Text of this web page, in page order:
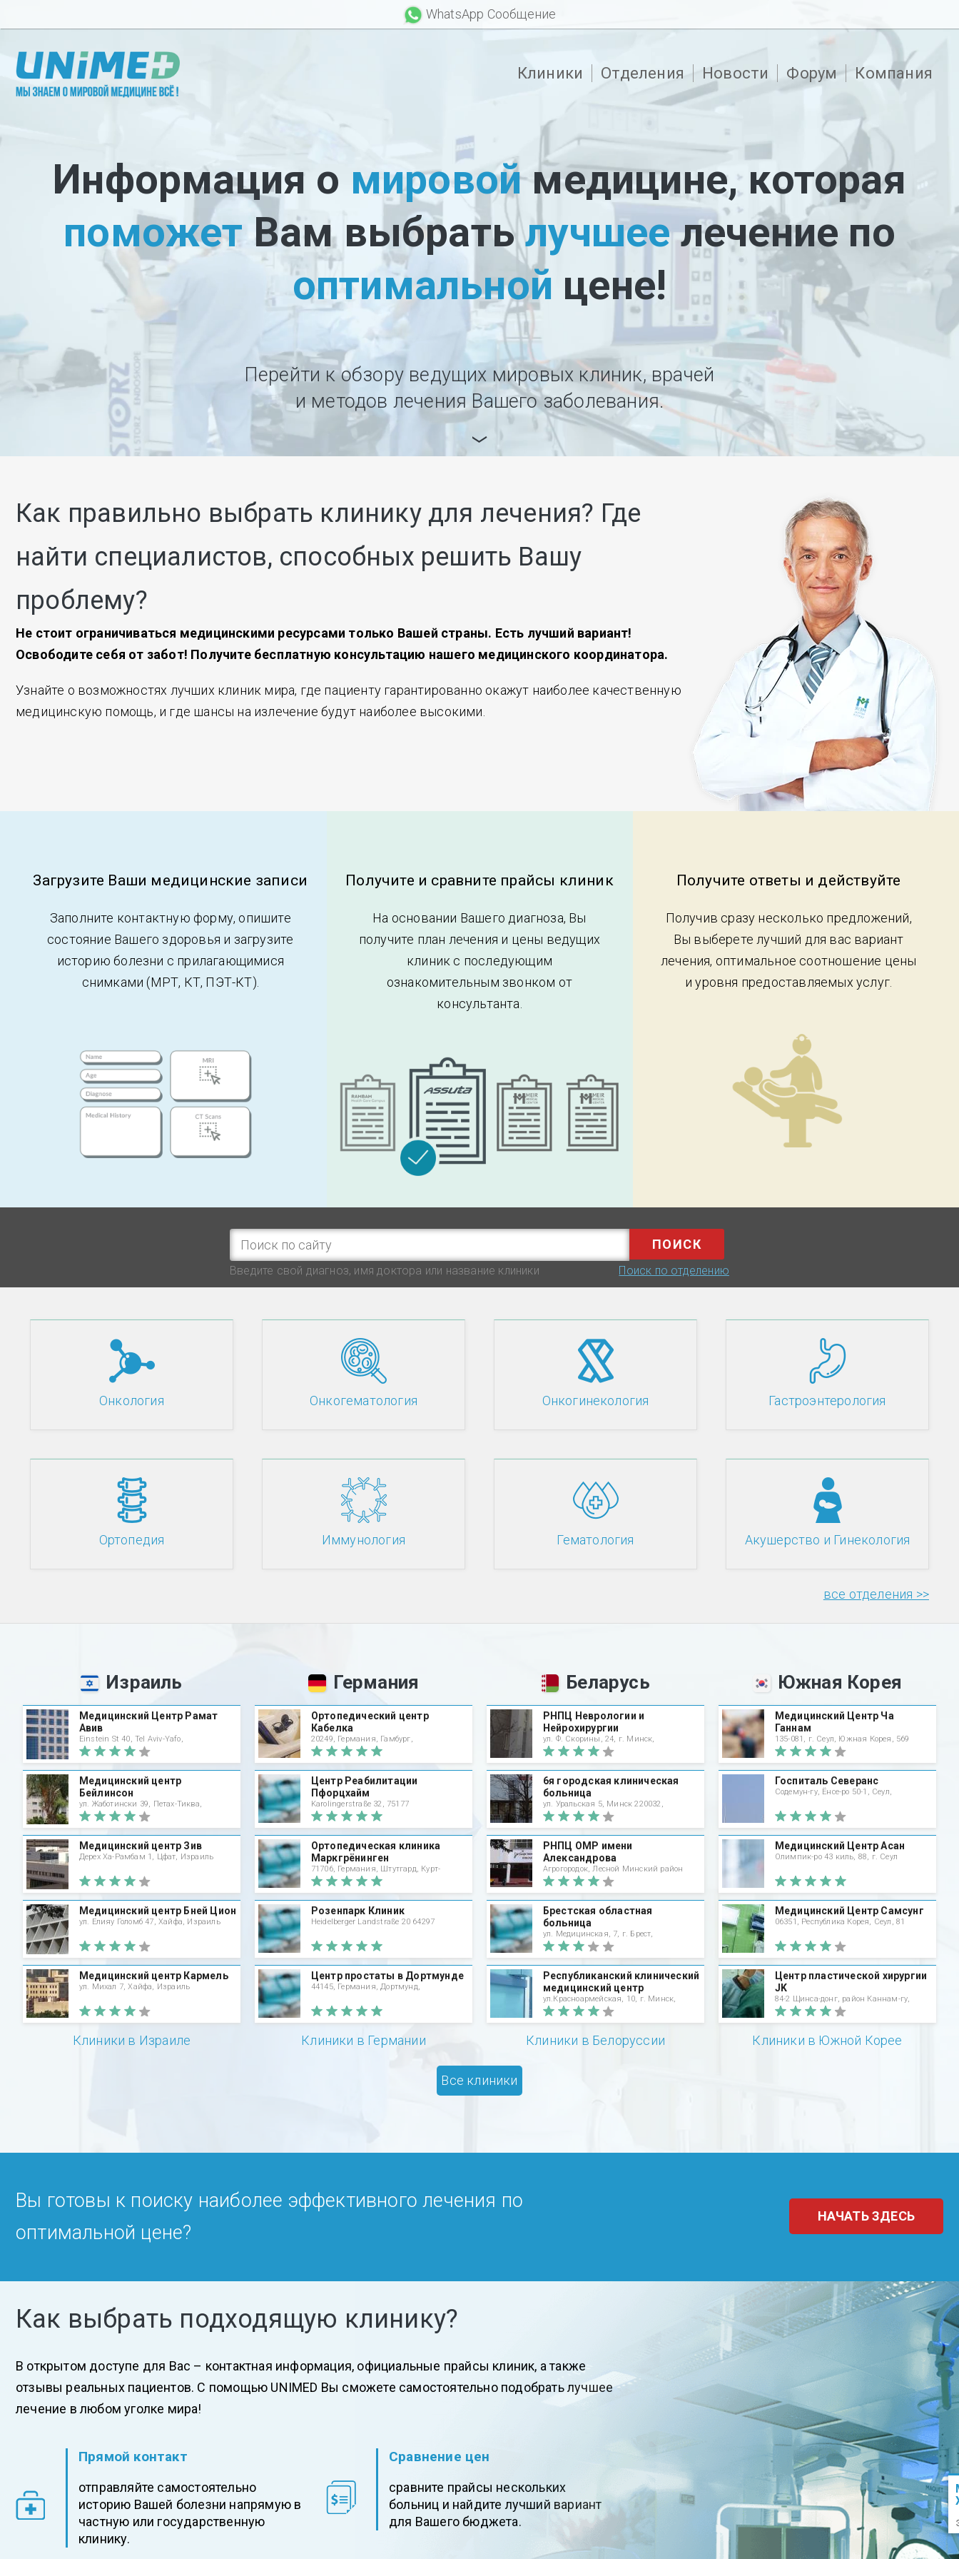
WhatsApp Сообщение
Клиники Отделения Новости Форум Компания
Информация о мировоймедицине, которая
поможетВам выбратьлучшеелечение по
оптимальной цене!
Перейти к обзору ведущих мировых клиник, врачей
и методов лечения Вашего заболевания.
Как правильно выбрать клинику для лечения? Где
найти специалистов, способных решить Вашу
проблему?
Не стоит ограничиваться медицинскими ресурсами только Вашей страны. Есть лучший вариант!
Освободите себя от забот! Получите бесплатную консультацию нашего медицинского координатора.
Узнайте о возможностях лучших клиник мира, где пациенту гарантированно окажут наиболее качественную
медицинскую помощь, и где шансы на излечение будут наиболее высокими.
Загрузите Ваши медицинские записи
Заполните контактную форму, опишите
состояние Вашего здоровья и загрузите
историю болезни с прилагающимися
снимками (МРТ, КТ, ПЭТ-КТ).
Получите и сравните прайсы клиник
На основании Вашего диагноза, Вы
получите план лечения и цены ведущих
клиник с последующим
ознакомительным звонком от
консультанта.
Получите ответы и действуйте
Получив сразу несколько предложений,
Вы выберете лучший для вас вариант
лечения, оптимальное соотношение цены
и уровня предоставляемых услуг.
Форма поиска
Введите свой диагноз, имя доктора или название клиники Поиск по отделению
Онкология Онкогематология Онкогинекология Гастроэнтерология
Ортопедия Иммунология Гематология Акушерство и Гинекология
все отделения >>
Израиль
Медицинский Центр Рамат
Авив
Einstein St 40, Tel Aviv-Yafo,
Медицинский центр
Бейлинсон
ул. Жаботински 39, Петах-Тиква,
Медицинский центр Зив
Дерех Ха-Рамбам 1, Цфат, Израиль
Медицинский центр Бней Цион
ул. Елияу Голомб 47, Хайфа, Израиль
Медицинский центр Кармель
ул. Михал 7, Хайфа, Израиль
Клиники в Израиле
Германия
Ортопедический центр
Кабелка
20249, Германия, Гамбург,
Центр Реабилитации
Пфорцхайм
Karolingerstraße 32, 75177
Ортопедическая клиника
Маркгрёнинген
71706, Германия, Штутгард, Курт-
Розенпарк Клиник
Heidelberger Landstraße 20 64297
Центр простаты в Дортмунде
44145, Германия, Дортмунд,
Клиники в Германии
Беларусь
РНПЦ Неврологии и
Нейрохирургии
ул. Ф. Скорины, 24, г. Минск,
6я городская клиническая
больница
ул. Уральская 5, Минск 220032,
РНПЦ ОМР имени
Александрова
Агрогородок, Лесной Минский район
Брестская областная
больница
ул. Медицинская, 7, г. Брест,
Республиканский клинический
медицинский центр
ул.Красноармейская, 10, г. Минск,
Клиники в Белоруссии
Южная Корея
Медицинский Центр Ча
Ганнам
135-081, г. Сеул, Южная Корея, 569
Госпиталь Северанс
Содемун-гу, Ёнсе-ро 50-1, Сеул,
Медицинский Центр Асан
Олимпик-ро 43 киль, 88, г. Сеул
Медицинский Центр Самсунг
06351, Республика Корея, Сеул, 81
Центр пластической хирургии
JK
84-2 Щинса-донг, район Каннам-гу,
Клиники в Южной Корее
Все клиники
Вы готовы к поиску наиболее эффективного лечения по
оптимальной цене?
НАЧАТЬ ЗДЕСЬ
Как выбрать подходящую клинику?
В открытом доступе для Вас – контактная информация, официальные прайсы клиник, а также
отзывы реальных пациентов. С помощью UNIMED Вы сможете самостоятельно подобрать лучшее
лечение в любом уголке мира!
Прямой контакт
отправляйте самостоятельно
историю Вашей болезни напрямую в
частную или государственную
клинику.
Сравнение цен
cравните прайсы нескольких
больниц и найдите лучший вариант
для Вашего бюджета.